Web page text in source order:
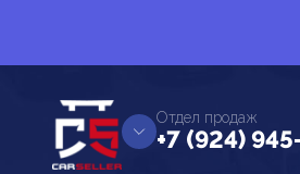
Отдел продаж
+7 (924)